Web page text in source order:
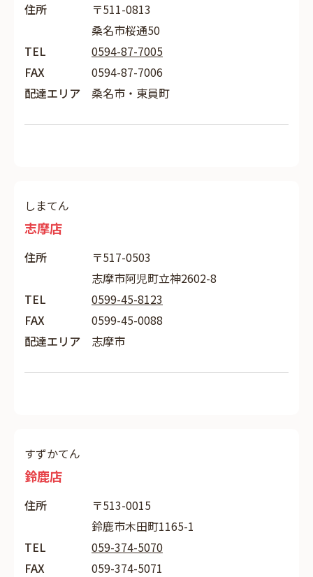
住所
〒511-0813
桑名市桜通50
TEL
0594-87-7005
FAX
0594-87-7006
配達エリア
桑名市・東員町
しまてん
志摩店
住所
〒517-0503
志摩市阿児町立神2602-8
TEL
0599-45-8123
FAX
0599-45-0088
配達エリア
志摩市
すずかてん
鈴鹿店
住所
〒513-0015
鈴鹿市木田町1165-1
TEL
059-374-5070
FAX
059-374-5071